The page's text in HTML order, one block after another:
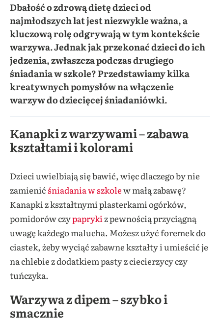
Dbałość o zdrową dietę dzieci od
najmłodszych lat jest niezwykle ważna, a
kluczową rolę odgrywają w tym kontekście
warzywa. Jednak jak przekonać dzieci do ich
jedzenia, zwłaszcza podczas drugiego
śniadania w szkole? Przedstawiamy kilka
kreatywnych pomysłów na włączenie
warzyw do dziecięcej śniadaniówki.
Kanapki z warzywami – zabawa
kształtami i kolorami
Dzieci uwielbiają się bawić, więc dlaczego by nie
zamienićśniadania w szkolew małą zabawę?
Kanapki z kształtnymi plasterkami ogórków,
pomidorów czypaprykiz pewnością przyciągną
uwagę każdego malucha. Możesz użyć foremek do
ciastek, żeby wyciąć zabawne kształty i umieścić je
na chlebie z dodatkiem pasty z ciecierzycy czy
tuńczyka.
Warzywa z dipem – szybko i
smacznie